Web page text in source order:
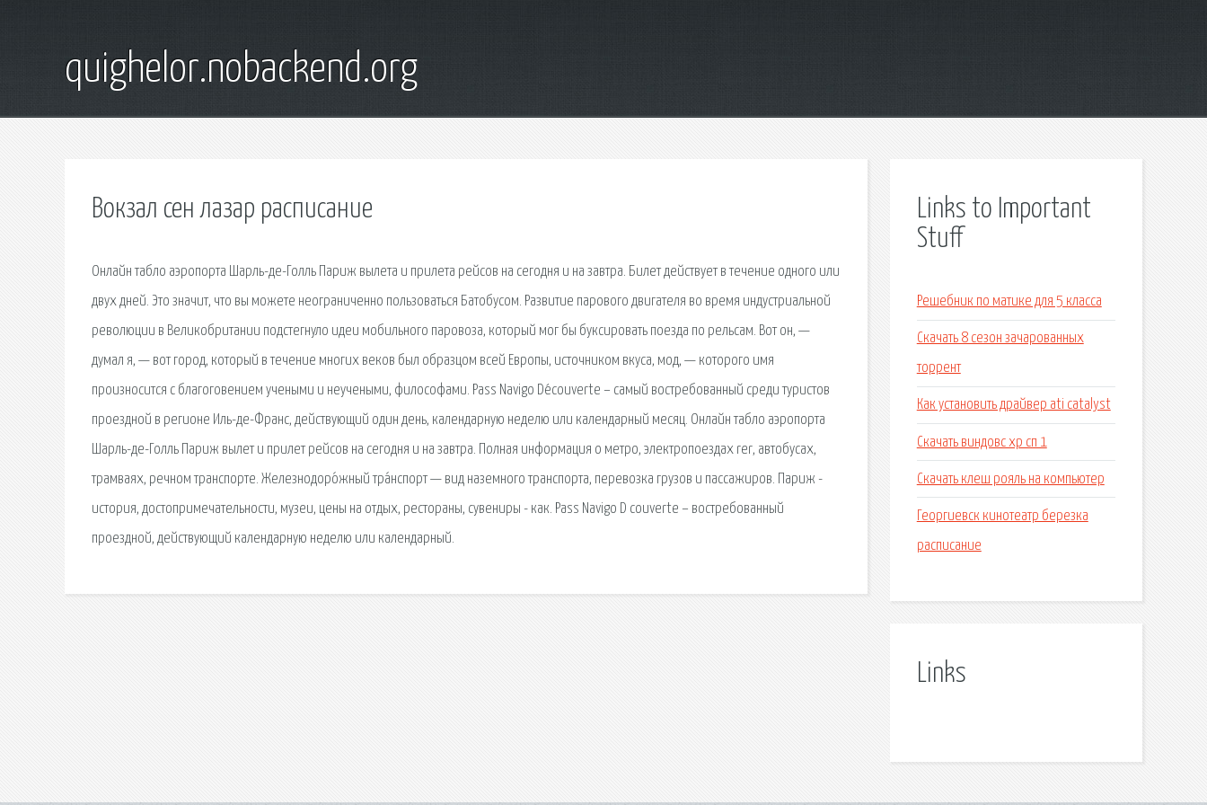
quighelor.nobackend.org
Вокзал сен лазар расписание
Онлайн табло аэропорта Шарль-де-Голль Париж вылета и прилета рейсов на сегодня и на завтра. Билет действует в течение одного или
двух дней. Это значит, что вы можете неограниченно пользоваться Батобусом. Развитие парового двигателя во время индустриальной
революции в Великобритании подстегнуло идеи мобильного паровоза, который мог бы буксировать поезда по рельсам. Вот он, —
думал я, — вот город, который в течение многих веков был образцом всей Европы, источником вкуса, мод, — которого имя
произносится с благоговением учеными и неучеными, философами. Pass Navigo Découverte – самый востребованный среди туристов
проездной в регионе Иль-де-Франс, действующий один день, календарную неделю или календарный месяц. Онлайн табло аэропорта
Шарль-де-Голль Париж вылет и прилет рейсов на сегодня и на завтра. Полная информация о метро, электропоездах rer, автобусах,
трамваях, речном транспорте. Железнодоро́жный тра́нспорт — вид наземного транспорта, перевозка грузов и пассажиров. Париж -
история, достопримечательности, музеи, цены на отдых, рестораны, сувениры - как. Pass Navigo D couverte – востребованный
проездной, действующий календарную неделю или календарный.
Links to Important
Stuff
Решебник по матике для 5 класса
Скачать 8 сезон зачарованных
торрент
Как установить драйвер ati catalyst
Скачать виндовс хр сп 1
Скачать клеш рояль на компьютер
Георгиевск кинотеатр березка
расписание
Links